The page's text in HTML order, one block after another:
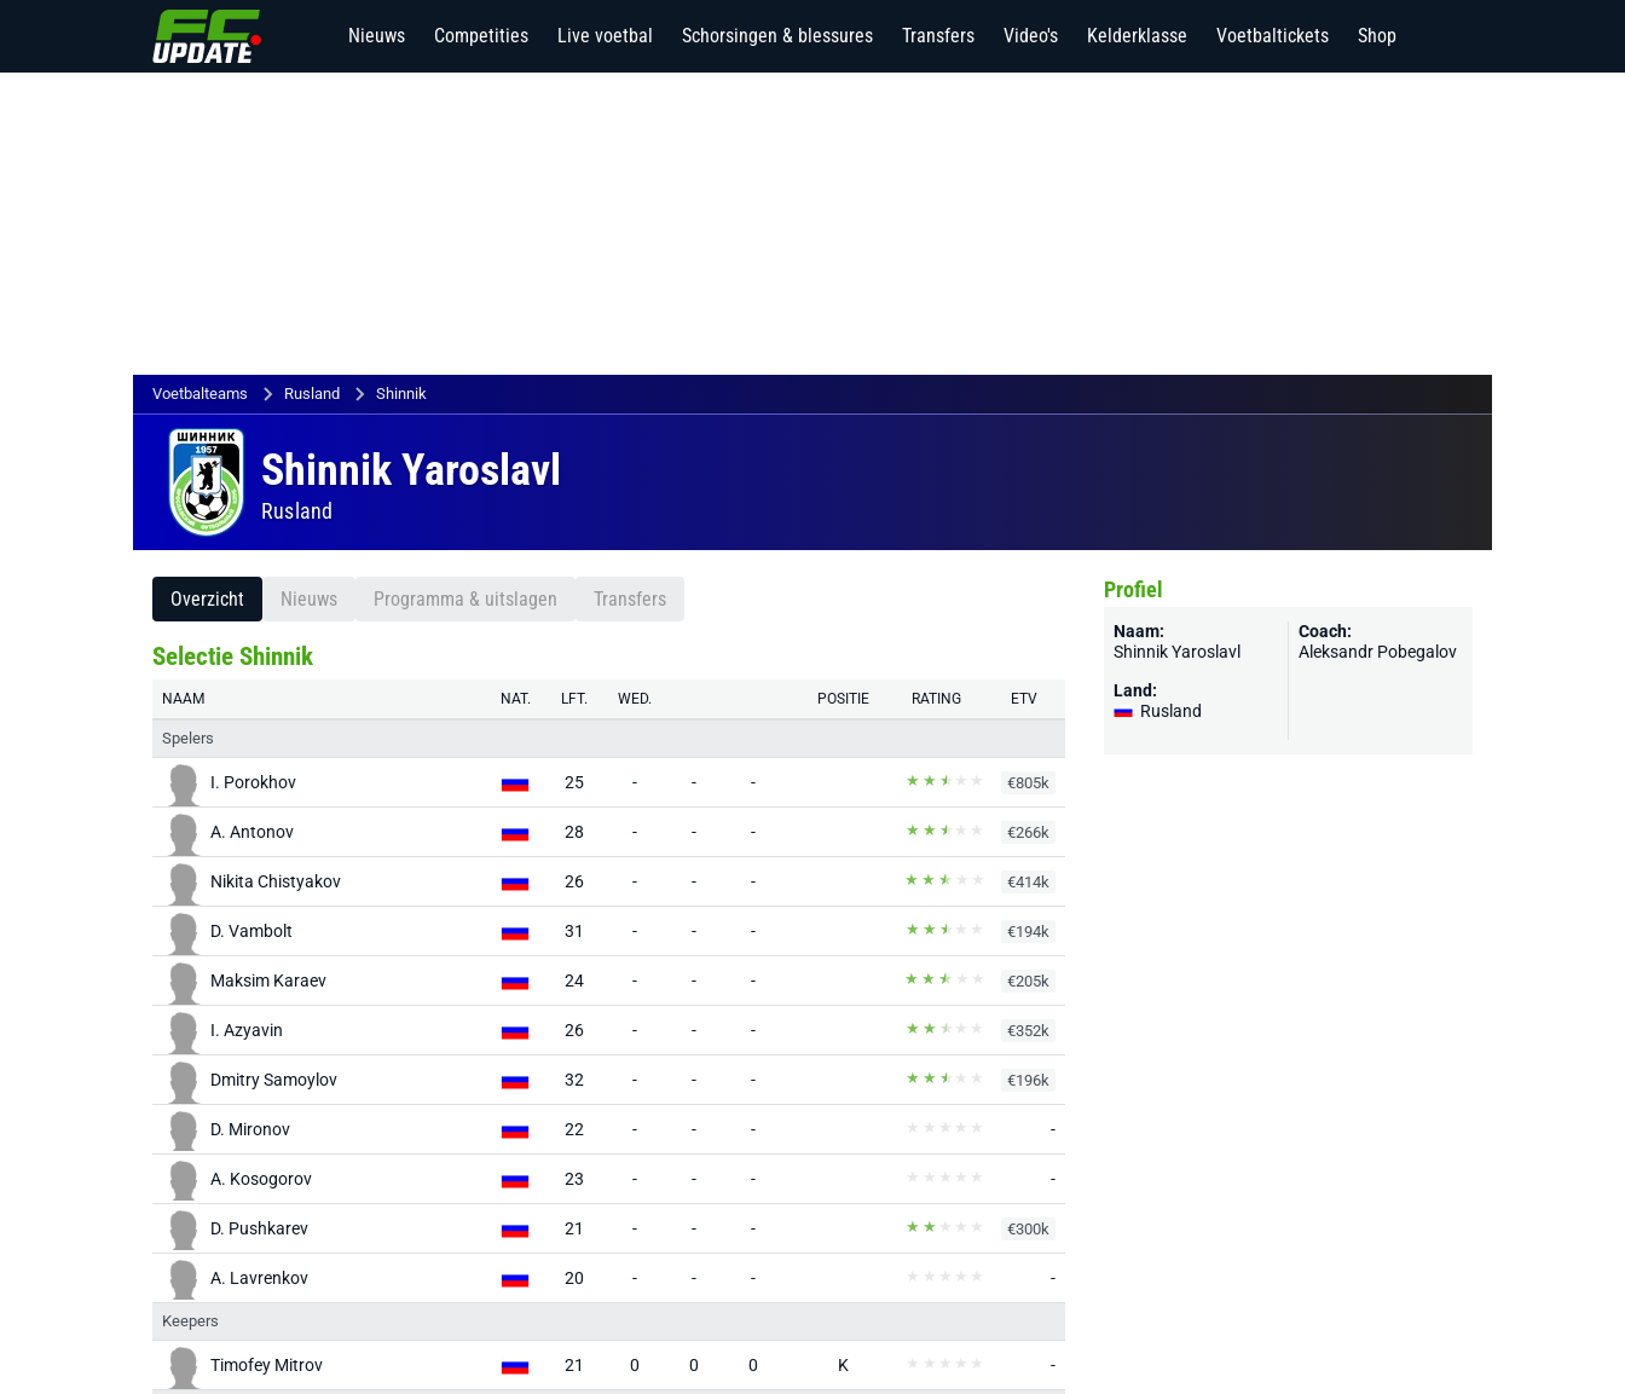
Nieuws Competities Live voetbal Schorsingen & blessures Transfers Video's Kelderklasse Voetbaltickets Shop
Voetbalteams Rusland Shinnik
Shinnik Yaroslavl
Rusland
Overzicht Nieuws Programma & uitslagen Transfers
Selectie Shinnik
NAAM NAT. LFT. WED. POSITIE RATING ETV
Spelers
I. Porokhov 25 - - - €805k
A. Antonov 28 - - - €266k
Nikita Chistyakov 26 - - - €414k
D. Vambolt 31 - - - €194k
Maksim Karaev 24 - - - €205k
I. Azyavin 26 - - - €352k
Dmitry Samoylov 32 - - - €196k
D. Mironov 22 - - - -
A. Kosogorov 23 - - - -
D. Pushkarev 21 - - - €300k
A. Lavrenkov 20 - - - -
Keepers
Timofey Mitrov 21 0 0 0 K -
Profiel
Naam:
Shinnik Yaroslavl
Land:
Rusland
Coach:
Aleksandr Pobegalov